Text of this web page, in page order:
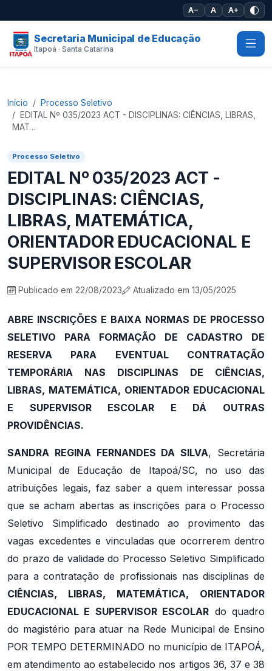
A− A A+
Secretaria Municipal de Educação
Itapoá · Santa Catarina
Início
Processo Seletivo
EDITAL Nº 035/2023 ACT - DISCIPLINAS: CIÊNCIAS, LIBRAS,
MAT…
Processo Seletivo
EDITAL Nº 035/2023 ACT -
DISCIPLINAS: CIÊNCIAS,
LIBRAS, MATEMÁTICA,
ORIENTADOR EDUCACIONAL E
SUPERVISOR ESCOLAR
Publicado em 22/08/2023 Atualizado em 13/05/2025
ABRE INSCRIÇÕES E BAIXA NORMAS DE PROCESSO
SELETIVO PARA FORMAÇÃO DE CADASTRO DE
RESERVA PARA EVENTUAL CONTRATAÇÃO
TEMPORÁRIA NAS DISCIPLINAS DE CIÊNCIAS,
LIBRAS, MATEMÁTICA, ORIENTADOR EDUCACIONAL
E SUPERVISOR ESCOLAR E DÁ OUTRAS
PROVIDÊNCIAS.
SANDRA REGINA FERNANDES DA SILVA, Secretária
Municipal de Educação de Itapoá/SC, no uso das
atribuições legais, faz saber a quem interessar possa
que se acham abertas as inscrições para o Processo
Seletivo Simplificado destinado ao provimento das
vagas excedentes e vinculadas que ocorrerem dentro
do prazo de validade do Processo Seletivo Simplificado
para a contratação de profissionais nas disciplinas de
CIÊNCIAS, LIBRAS, MATEMÁTICA, ORIENTADOR
EDUCACIONAL E SUPERVISOR ESCOLAR do quadro
do magistério para atuar na Rede Municipal de Ensino
POR TEMPO DETERMINADO no município de ITAPOÁ,
em atendimento ao estabelecido nos artigos 36, 37 e 38